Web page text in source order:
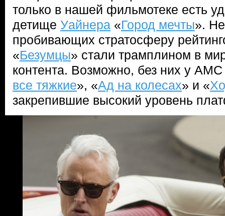
только в нашей фильмотеке есть
детище Уайнера «Город мечты».
пробивающих стратосферу
«Безумцы» стали трамплином в
контента. Возможно, без них у
все тяжкие», «Ад на колесах» и «
закрепившие высокий уровень